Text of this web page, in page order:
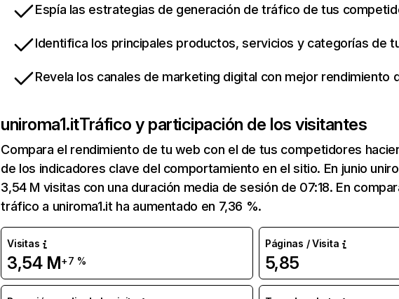
Espía las estrategias de generación de tráfico de tus
Identifica los principales productos, servicios y categorías de
Revela los canales de marketing digital con mejor rendimiento
uniroma1.itTráfico y participación de los visitantes
Compara el rendimiento de tu web con el de tus competidores
de los indicadores clave del comportamiento en el sitio. En junio
3,54 M visitas con una duración media de sesión de 07:18. En
tráfico a uniroma1.it ha aumentado en 7,36 %.
Visitas
3,54 M+7 %
Páginas / Visita
5,85